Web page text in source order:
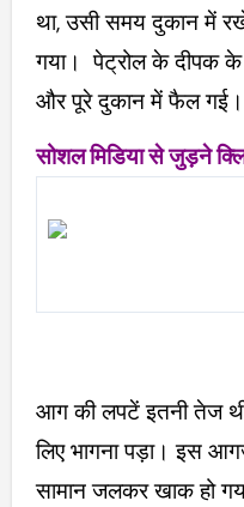
था, उसी समय दुकान में
गया। पेट्रोल के दीपक
और पूरे दुकान में फैल गई।
सोशल मिडिया से जुड़ने
आग की लपटें इतनी तेज थी
लिए भागना पड़ा। इस
सामान जलकर खाक हो